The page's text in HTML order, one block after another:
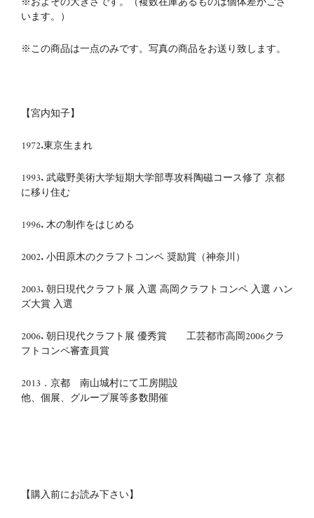
います。）
※この商品は一点のみです。写真の商品をお送り致します。
【宮内知子】
1972.東京生まれ
1993. 武蔵野美術大学短期大学部専攻科陶磁コース修了 京都
に移り住む
1996. 木の制作をはじめる
2002. 小田原木のクラフトコンペ 奨励賞（神奈川）
2003. 朝日現代クラフト展 入選 高岡クラフトコンペ 入選 ハン
ズ大賞 入選
2006. 朝日現代クラフト展 優秀賞 工芸都市高岡2006クラ
フトコンペ審査員賞
2013．京都 南山城村にて工房開設
他、個展、グループ展等多数開催
【購入前にお読み下さい】